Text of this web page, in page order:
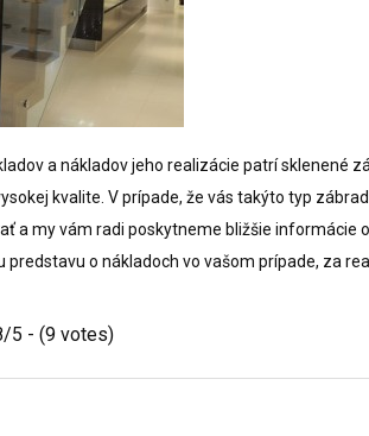
a nákladov jeho realizácie patrí sklenené
kvalite. V prípade, že vás takýto typ
a my vám radi poskytneme bližšie informácie o
predstavu o nákladoch vo vašom prípade, za
5 - (9 votes)